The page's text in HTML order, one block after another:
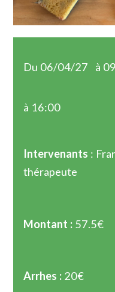
Du 06/04/27 à
à 16:00
Intervenants :
thérapeute
Montant : 57.5€
Arrhes : 20€